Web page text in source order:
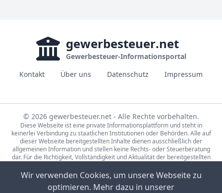
gewerbesteuer.net
Gewerbesteuer-Informationsportal
Kontakt
Über uns Datenschutz Impressum
© 2026 gewerbesteuer.net - Alle Rechte vorbehalten.
Diese Webseite ist eine private Informationsplattform und steht in
keinerlei Verbindung zu staatlichen Institutionen oder Behörden. Alle auf
dieser Webseite bereitgestellten Inhalte dienen ausschließlich der
allgemeinen Information und stellen keine Rechts- oder Steuerberatung
dar. Für die Richtigkeit, Vollständigkeit und Aktualität der bereitgestellten
steuerlichen Fragen wenden Sie sich bitte an einen qualifizierten
Fachberater.
Die Steuerdaten auf gewerbesteuer.net basieren auf den Erhebungen der
Wir verwenden Cookies, um unsere Webseite zu
optimieren. Mehr dazu in unserer